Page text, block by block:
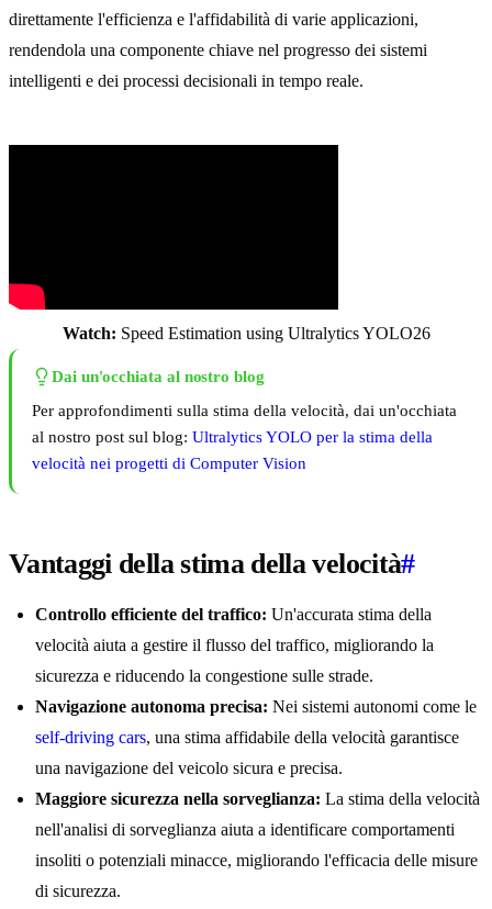
direttamente l'efficienza e l'affidabilità di varie applicazioni,
rendendola una componente chiave nel progresso dei sistemi
intelligenti e dei processi decisionali in tempo reale.
Watch: Speed Estimation using Ultralytics YOLO26
Dai un'occhiata al nostro blog
Per approfondimenti sulla stima della velocità, dai un'occhiata
al nostro post sul blog: Ultralytics YOLO per la stima della
velocità nei progetti di Computer Vision
Vantaggi della stima della velocità#
Controllo efficiente del traffico: Un'accurata stima della
velocità aiuta a gestire il flusso del traffico, migliorando la
sicurezza e riducendo la congestione sulle strade.
Navigazione autonoma precisa: Nei sistemi autonomi come le
self-driving cars, una stima affidabile della velocità garantisce
una navigazione del veicolo sicura e precisa.
Maggiore sicurezza nella sorveglianza: La stima della velocità
nell'analisi di sorveglianza aiuta a identificare comportamenti
insoliti o potenziali minacce, migliorando l'efficacia delle misure
di sicurezza.